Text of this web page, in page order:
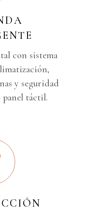
con sistema
y seguridad
panel táctil.